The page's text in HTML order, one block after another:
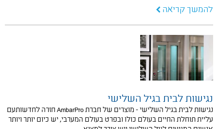
להמשך קריאה
נגישות לבית בגיל השלישי
נגישות לבית בגיל השלישי - מוצרים של חברת AmbarPro חזרה לחדשותעם
עליית תוחלת החיים בעולם כולו ובפרט בעולם המערבי, יש כיום יותר ויותר